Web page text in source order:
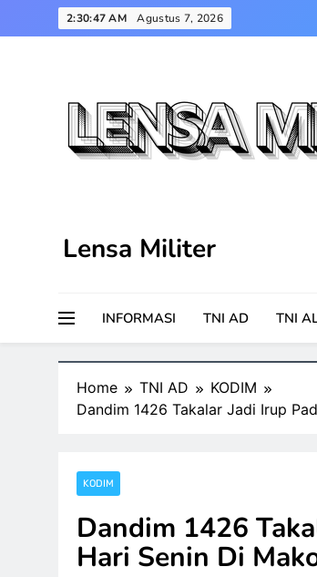
to
2:30:48 AM Agustus 7, 2026
Lensa Militer
INFORMASI TNI AD TNI
Home TNI AD
KODIM
Dandim 1426 Takalar Jadi Irup
KODIM
Dandim 1426
Hari Senin Di